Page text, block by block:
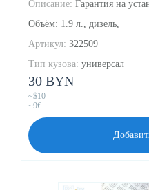
Описание: Гарантия на
Объём: 1.9 л., дизель,
Артикул: 322509
Тип кузова: универсал
30 BYN
~$10
~9€